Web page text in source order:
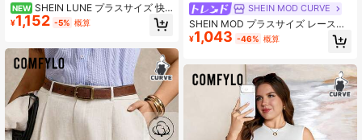
NEW SHEIN LUNE プラスサイズ 快
適 カジュアル テクスチャー ポケッ
ト ドローストリング ウエスト ショ
¥1,152 -5% 概算
SHEIN MOD CURVE
SHEIN MOD プラスサイズ レース刺
繍 カジュアルショーツ
¥1,043 -46% 概算